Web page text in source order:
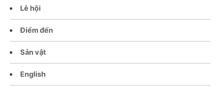
Lễ hội
Điểm đến
Sản vật
English